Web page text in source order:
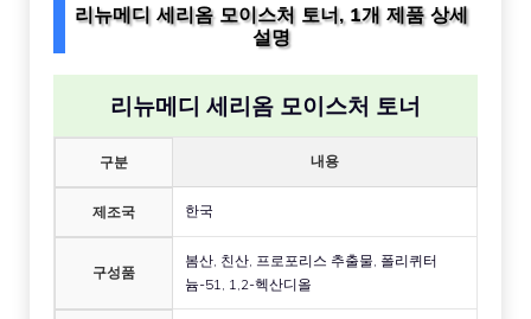
리뉴메디 세리옴 모이스처 토너, 1개 제품 상세
설명
리뉴메디 세리옴 모이스처 토너
구분 내용
제조국 한국
구성품
봄산, 친산, 프로포리스 추출물, 폴리퀴터
늄-51, 1,2-헥산디올